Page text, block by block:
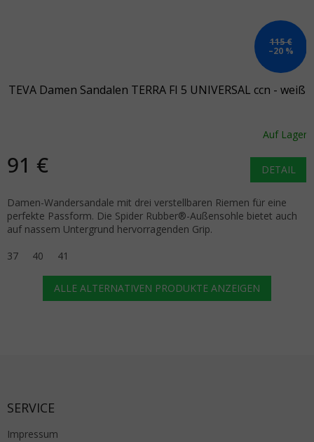
115 €
–20 %
TEVA Damen Sandalen TERRA FI 5 UNIVERSAL ccn - weiß
Auf Lager
91 € DETAIL
Damen-Wandersandale mit drei verstellbaren Riemen für eine
perfekte Passform. Die Spider Rubber®-Außensohle bietet auch
auf nassem Untergrund hervorragenden Grip.
37
40 41
ALLE ALTERNATIVEN PRODUKTE ANZEIGEN
SERVICE
Impressum